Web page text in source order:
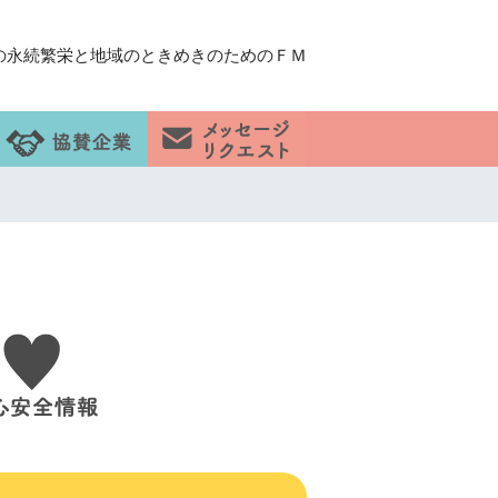
永続繁栄と地域のときめきのためのＦＭ